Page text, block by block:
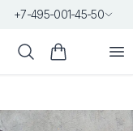
+7-495-001-45-50
ПоискКорзина